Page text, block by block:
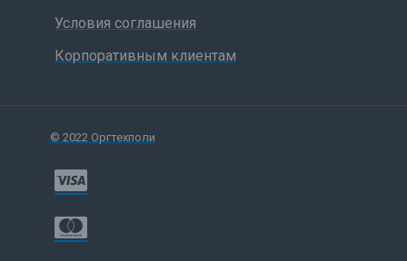
Условия соглашения
Корпоративным клиентам
© 2022 Оргтехполи